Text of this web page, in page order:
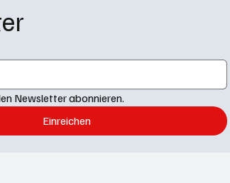
Newsletter abonnieren.
Einreichen